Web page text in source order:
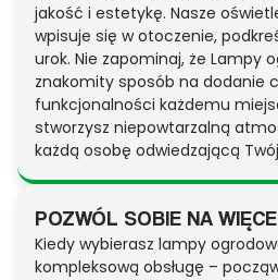
jakość i estetykę. Nasze
wpisuje się w otoczenie,
urok. Nie zapominaj, że Lampy
znakomity sposób na dodanie
funkcjonalności każdemu
stworzysz niepowtarzalną
każdą osobę odwiedzającą
POZWÓL SOBIE NA
Kiedy wybierasz lampy
kompleksową obsługę –